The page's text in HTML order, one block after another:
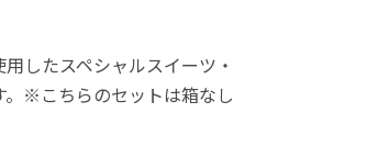
したスペシャルスイーツ・
。※こちらのセットは箱なし